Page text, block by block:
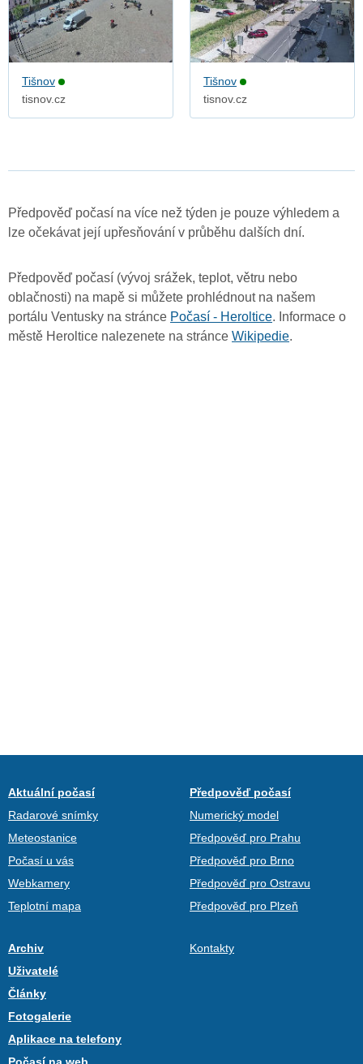
Tišnov
tisnov.cz
Tišnov
tisnov.cz
Předpověď počasí na více než týden je pouze výhledem a
lze očekávat její upřesňování v průběhu dalších dní.
Předpověď počasí (vývoj srážek, teplot, větru nebo
oblačnosti) na mapě si můžete prohlédnout na našem
portálu Ventusky na stránce Počasí - Heroltice. Informace o
městě Heroltice nalezenete na stránce Wikipedie.
Aktuální počasí
Radarové snímky
Meteostanice
Počasí u vás
Webkamery
Teplotní mapa
Předpověď počasí
Numerický model
Předpověď pro Prahu
Předpověď pro Brno
Předpověď pro Ostravu
Předpověď pro Plzeň
Archiv
Uživatelé
Články
Fotogalerie
Aplikace na telefony
Kontakty